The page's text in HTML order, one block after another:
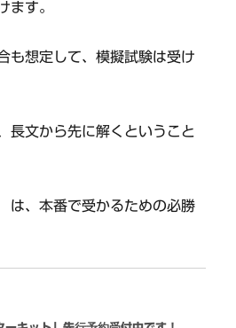
ます。
も想定して、模擬試験は受け
長文から先に解くということ
、本番で受かるための必勝